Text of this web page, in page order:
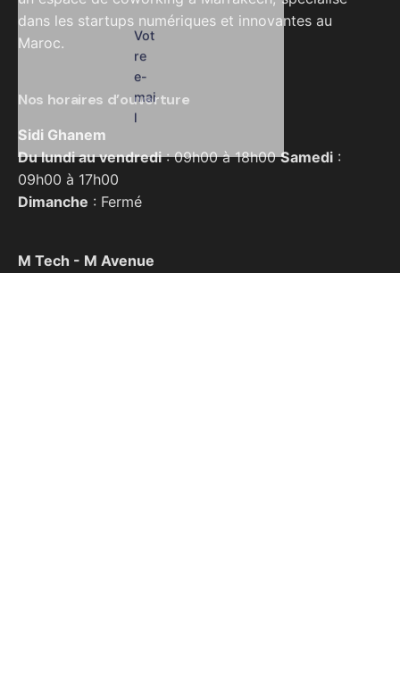
dans les startups numériques et innovantes au
Maroc.
Nos horaires d’ouverture
Sidi Ghanem
Du lundi au vendredi: 09h00 à 18h00Samedi :
09h00 à 17h00
Dimanche : Fermé
M Tech - M Avenue